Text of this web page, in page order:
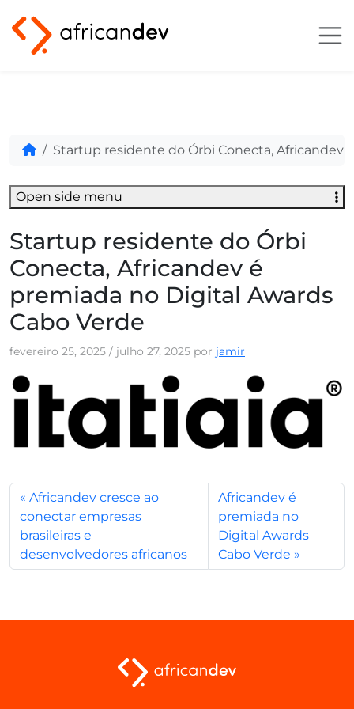
Startup residente do Órbi Conecta, Africandev
Startup residente do Órbi
Conecta, Africandev é
premiada no Digital Awards
Cabo Verde
fevereiro 25, 2025 / julho 27, 2025 por jamir
Africandev cresce ao
conectar empresas
brasileiras e
desenvolvedores africanos
Africandev é
premiada no
Digital Awards
Cabo Verde
Open side menu